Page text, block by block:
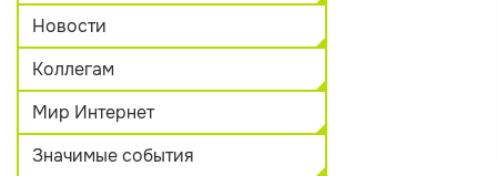
Новости
Коллегам
Мир Интернет
Значимые события